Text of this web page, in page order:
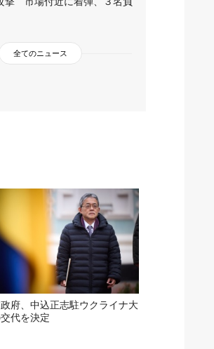
全てのニュース
府、中込正志駐ウクライナ大
代を決定